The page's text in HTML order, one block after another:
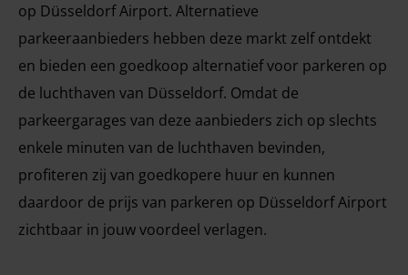
op Düsseldorf Airport. Alternatieve
parkeeraanbieders hebben deze markt zelf ontdekt
en bieden een goedkoop alternatief voor parkeren op
de luchthaven van Düsseldorf. Omdat de
parkeergarages van deze aanbieders zich op slechts
enkele minuten van de luchthaven bevinden,
profiteren zij van goedkopere huur en kunnen
daardoor de prijs van parkeren op Düsseldorf Airport
zichtbaar in jouw voordeel verlagen.